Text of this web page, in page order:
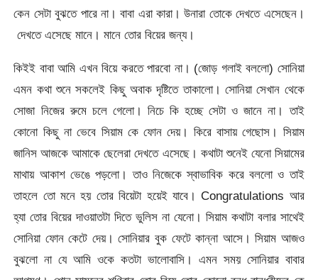
কেন সেটা বুঝতে পারে না। বাবা এরা কারা। উনারা তোকে দেখতে এসেছেন।
দেখতে এসেছে মানে। মানে তোর বিয়ের জন্য।
কিইই বাবা আমি এখন বিয়ে করতে পারবো না। (জোড় গলাই বললো) সোনিয়া
এমন কথা শুনে সকলেই কিছু অবাক দৃষ্টিতে তাকালো। সোনিয়া সেখান থেকে
সোজা নিজের রুমে চলে গেলো। নিচে কি হচ্ছে সেটা ও জানে না। তাই
কোনো কিছু না ভেবে সিয়াম কে ফোন দেয়। কিরে বাসায় গেছোস। সিয়াম
জানিস আজকে আমাকে ছেলেরা দেখতে এসেছে। কথাটা শুনেই যেনো সিয়ামের
মাথায় আকাশ ভেঙে পড়লো। তাও নিজেকে স্বাভাবিক করে বললো ও তাই
তাহলে তো মনে হয় তোর বিয়েটা হয়েই যাবে। Congratulations আর
হ্যা তোর বিয়ের দাওয়াতটা দিতে ভুলিস না যেনো। সিয়াম কথাটা বলার সাথেই
সোনিয়া ফোন কেটে দেয়। সোনিয়ার বুক ফেটে কান্না আসে। সিয়াম আজও
বুঝলো না যে আমি ওকে কতটা ভালোবাসি। এমন সময় সোনিয়ার বাবার